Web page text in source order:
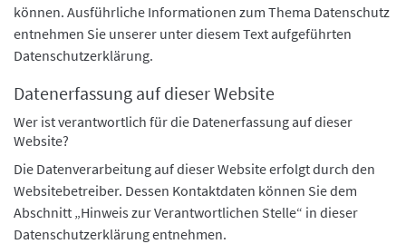
können. Ausführliche Informationen zum Thema Datenschutz
entnehmen Sie unserer unter diesem Text aufgeführten
Datenschutzerklärung.
Datenerfassung auf dieser Website
Wer ist verantwortlich für die Datenerfassung auf dieser
Website?
Die Datenverarbeitung auf dieser Website erfolgt durch den
Websitebetreiber. Dessen Kontaktdaten können Sie dem
Abschnitt „Hinweis zur Verantwortlichen Stelle“ in dieser
Datenschutzerklärung entnehmen.